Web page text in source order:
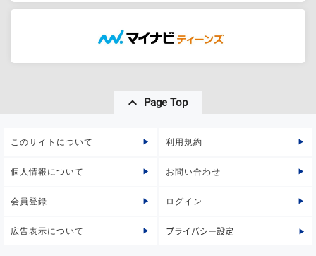
Page Top
このサイトについて 利用規約
個人情報について お問い合わせ
会員登録 ログイン
広告表示について プライバシー設定